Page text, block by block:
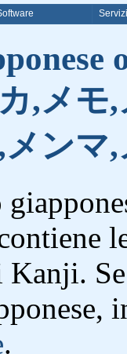
Servizi
,メモ
ン
Kanji.
.